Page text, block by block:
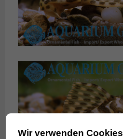
Wir verwenden Cookies